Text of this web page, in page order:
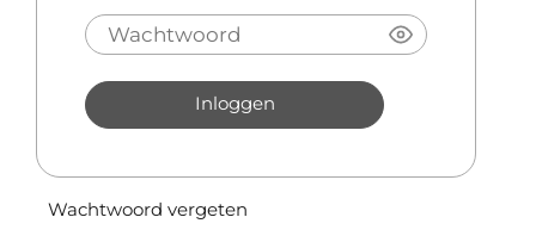
Inloggen
Wachtwoord vergeten